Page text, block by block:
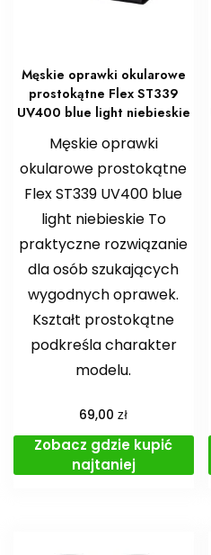
Męskie oprawki okularowe
prostokątne Flex ST339
UV400 blue light niebieskie
Męskie oprawki
okularowe prostokątne
Flex ST339 UV400 blue
light niebieskie To
praktyczne rozwiązanie
dla osób szukających
wygodnych oprawek.
Kształt prostokątne
podkreśla charakter
modelu.
69,00zł
Zobacz gdzie kupić
najtaniej